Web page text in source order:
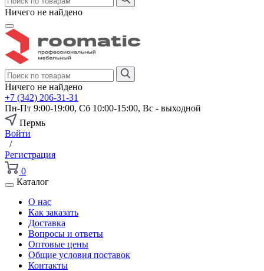
Ничего не найдено
Ничего не найдено
+7 (342) 206-31-31
Пн-Пт 9:00-19:00, Сб 10:00-15:00, Вс - выходной
Пермь
Войти
/
Регистрация
0
Каталог
О нас
Как заказать
Доставка
Вопросы и ответы
Оптовые цены
Общие условия поставок
Контакты